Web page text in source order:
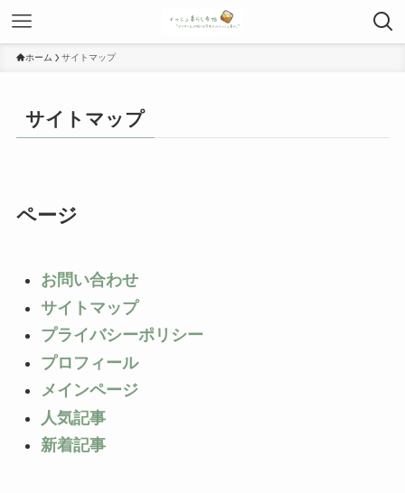
ホーム サイトマップ
サイトマップ
ページ
お問い合わせ
サイトマップ
プライバシーポリシー
プロフィール
メインページ
人気記事
新着記事